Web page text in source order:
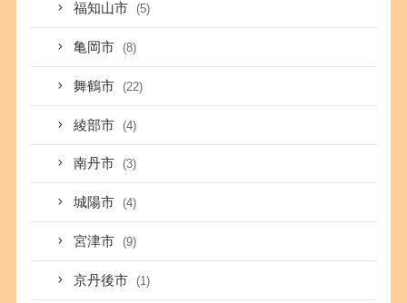
福知山市 (5)
亀岡市 (8)
舞鶴市 (22)
綾部市 (4)
南丹市 (3)
城陽市 (4)
宮津市 (9)
京丹後市 (1)